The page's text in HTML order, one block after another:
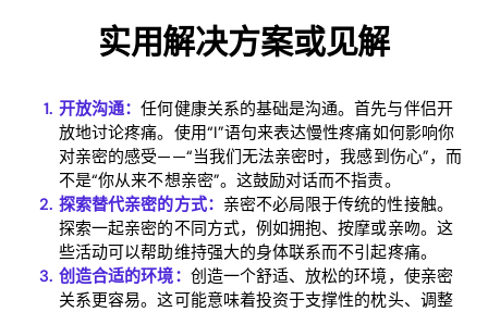
实用解决方案或见解
开放沟通：任何健康关系的基础是沟通。首先与伴侣开
放地讨论疼痛。使用“I”语句来表达慢性疼痛如何影响你
对亲密的感受——“当我们无法亲密时，我感到伤心”，而
不是“你从来不想亲密”。这鼓励对话而不指责。
探索替代亲密的方式： 亲密不必局限于传统的性接触。
探索一起亲密的不同方式，例如拥抱、按摩或亲吻。这
些活动可以帮助维持强大的身体联系而不引起疼痛。
创造合适的环境： 创造一个舒适、放松的环境，使亲密
关系更容易。这可能意味着投资于支撑性的枕头、调整